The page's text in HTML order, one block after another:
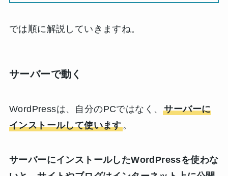
では順に解説していきますね。
サーバーで動く
WordPressは、自分のPCではなく、サーバーに
インストールして使います。
サーバーにインストールしたWordPressを使わな